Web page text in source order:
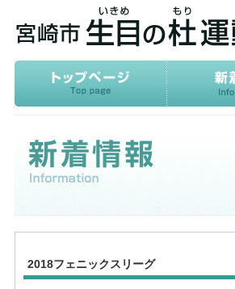
2018フェニックスリーグ